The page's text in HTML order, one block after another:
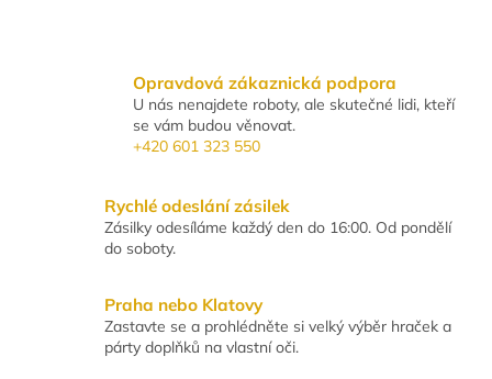
Opravdová zákaznická podpora
U nás nenajdete roboty, ale skutečné lidi, kteří
se vám budou věnovat.
+420 601 323 550
Rychlé odeslání zásilek
Zásilky odesíláme každý den do 16:00. Od pondělí
do soboty.
Praha nebo Klatovy
Zastavte se a prohlédněte si velký výběr hraček a
párty doplňků na vlastní oči.